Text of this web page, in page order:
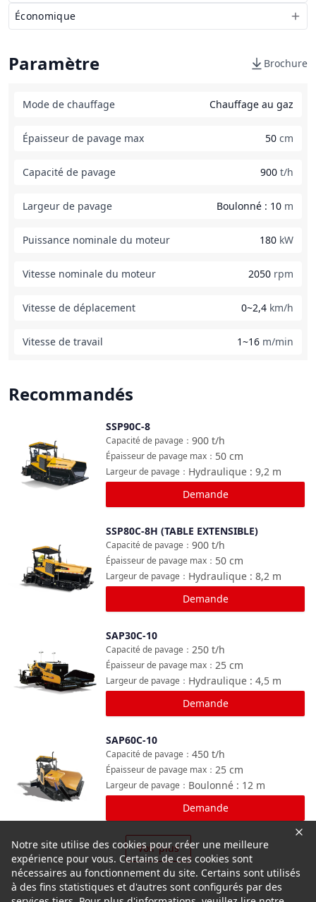
Économique
Paramètre Brochure
Mode de chauffage Chauffage au gaz
Épaisseur de pavage max 50 cm
Capacité de pavage 900 t/h
Largeur de pavage Boulonné : 10 m
Puissance nominale du moteur 180 kW
Vitesse nominale du moteur 2050 rpm
Vitesse de déplacement 0~2,4 km/h
Vitesse de travail 1~16 m/min
Recommandés
SSP90C-8
900 t/h
Capacité de pavage ：
50 cm
Épaisseur de pavage max ：
Hydraulique : 9,2 m
Largeur de pavage ：
Demande
SSP80C-8H (TABLE EXTENSIBLE)
900 t/h
Capacité de pavage ：
50 cm
Épaisseur de pavage max ：
Hydraulique : 8,2 m
Largeur de pavage ：
Demande
SAP30C-10
250 t/h
Capacité de pavage ：
25 cm
Épaisseur de pavage max ：
Hydraulique : 4,5 m
Largeur de pavage ：
Demande
SAP60C-10
450 t/h
Capacité de pavage ：
25 cm
Épaisseur de pavage max ：
Boulonné : 12 m
Largeur de pavage ：
Demande
Voir plus
Notre site utilise des cookies pour créer une meilleure
expérience pour vous. Certains de ces cookies sont
nécessaires au fonctionnement du site. Certains sont utilisés
à des fins statistiques et d'autres sont configurés par des